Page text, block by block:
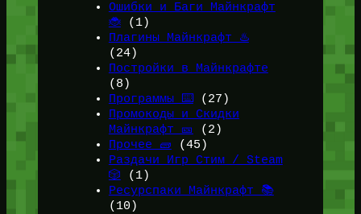
Ошибки и Баги Майнкрафт
🐞(1)
Плагины Майнкрафт ♨️
(24)
Постройки в Майнкрафте
(8)
Программы ⌨️(27)
Промокоды и Скидки
Майнкрафт 🎫
(2)
Прочее 🧱 (45)
Раздачи Игр Стим / Steam
🎲 (1)
Ресурспаки Майнкрафт 📚
(10)